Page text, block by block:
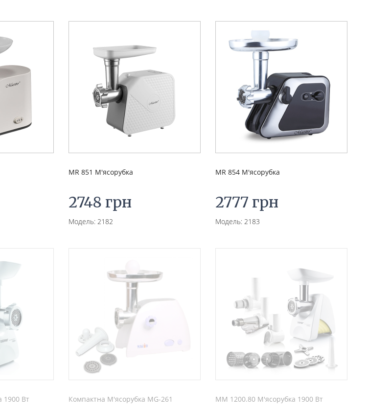
MR 851 М'ясорубка
2748 грн
Модель: 2182
MR 854 М'ясорубка
2777 грн
Модель: 2183
1900 Вт Компактна М'ясорубка MG-261 MM 1200.80 М'ясорубка 1900 Вт